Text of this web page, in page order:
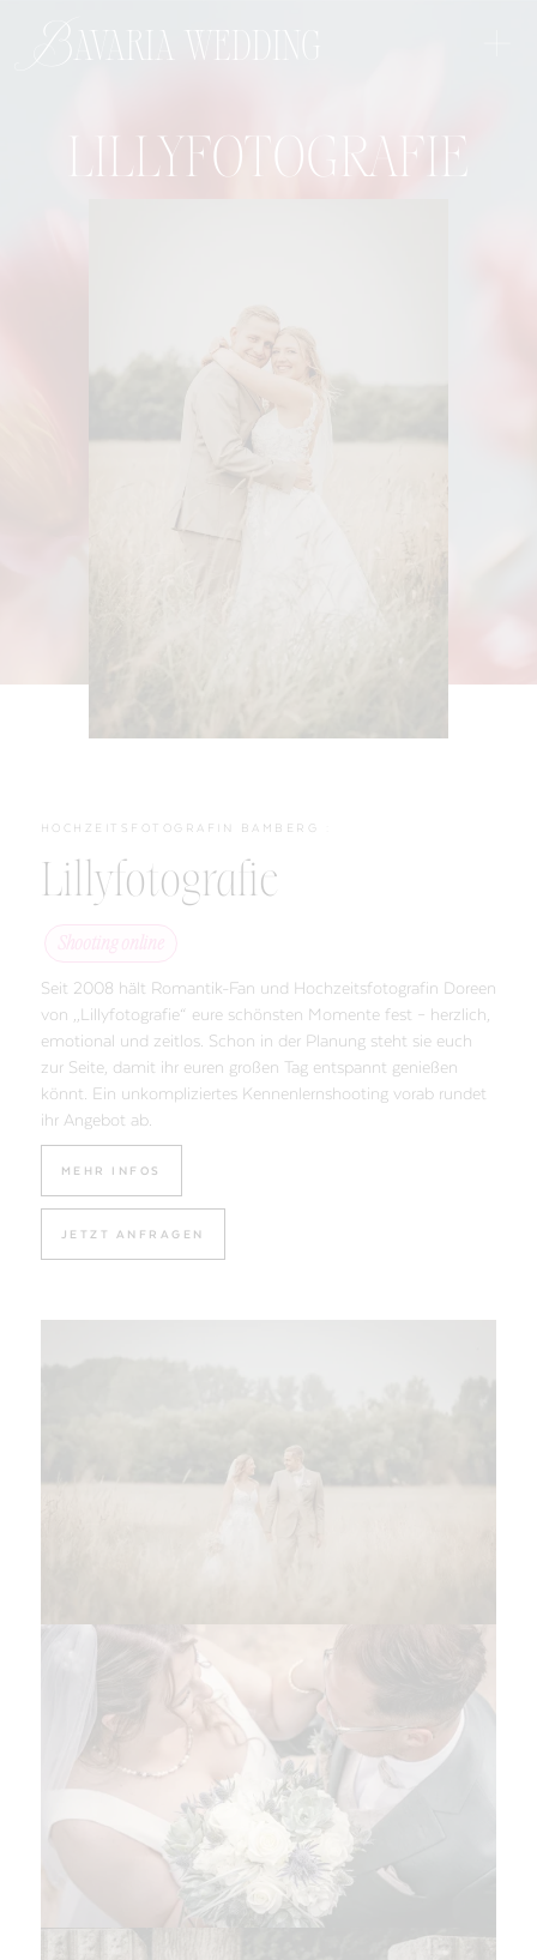
Bavaria wedding
LILLYFOTOGRAFIE
HOCHZEITSFOTOGRAFIN BAMBERG :
Lillyfotografie
Seit 2008 hält Romantik-Fan und Hochzeitsfotografin Doreen
von „Lillyfotografie“ eure schönsten Momente fest – herzlich,
emotional und zeitlos. Schon in der Planung steht sie euch
zur Seite, damit ihr euren großen Tag entspannt genießen
könnt. Ein unkompliziertes Kennenlernshooting vorab rundet
ihr Angebot ab.
MEHR INFOS
JETZT ANFRAGEN